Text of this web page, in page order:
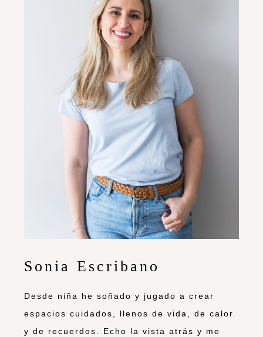
Sonia Escribano
Desde niña he soñado y jugado a crear
espacios cuidados, llenos de vida, de calor
y de recuerdos. Echo la vista atrás y me